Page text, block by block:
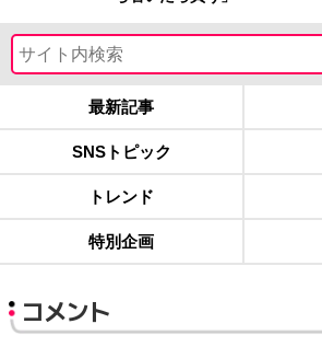
最新記事
SNSトピック
トレンド
特別企画
コメント